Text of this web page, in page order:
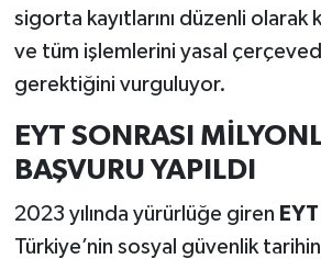
sigorta kayıtlarını düzenli
ve tüm işlemlerini yasal
gerektiğini vurguluyor.
EYT SONRASI
BAŞVURU YAPILDI
2023 yılında yürürlüğe giren
Türkiye’nin sosyal güvenlik